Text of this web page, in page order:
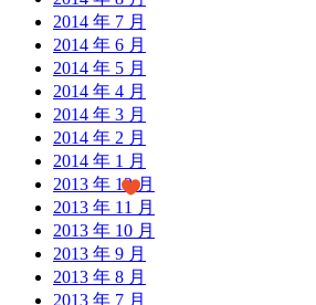
2014 年 7 月
2014 年 6 月
2014 年 5 月
2014 年 4 月
2014 年 3 月
2014 年 2 月
2014 年 1 月
2013 年 12 月
2013 年 11 月
2013 年 10 月
2013 年 9 月
2013 年 8 月
2013 年 7 月